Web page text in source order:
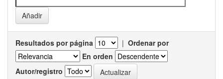
Resultados por página | Ordenar por
En orden
Autor/registro